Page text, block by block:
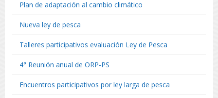
Plan de adaptación al cambio climático
Nueva ley de pesca
Talleres participativos evaluación Ley de Pesca
4° Reunión anual de ORP-PS
Encuentros participativos por ley larga de pesca